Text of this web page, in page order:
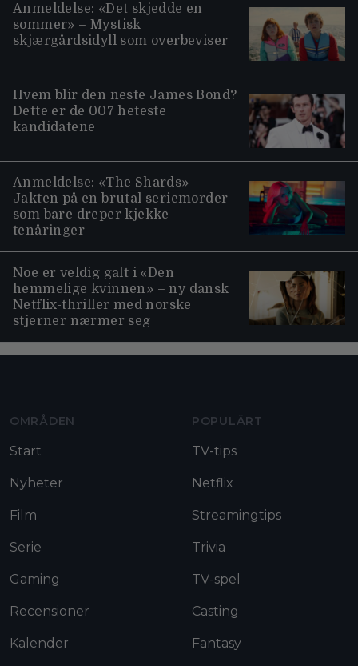
Anmeldelse: «Det skjedde en
sommer» – Mystisk
skjærgårdsidyll som overbeviser
Hvem blir den neste James Bond?
Dette er de 007 heteste
kandidatene
Anmeldelse: «The Shards» –
Jakten på en brutal seriemorder –
som bare dreper kjekke
tenåringer
Noe er veldig galt i «Den
hemmelige kvinnen» – ny dansk
Netflix-thriller med norske
stjerner nærmer seg
OMRÅDEN
Start
Nyheter
Film
Serie
Gaming
Recensioner
Kalender
POPULÄRT
TV-tips
Netflix
Streamingtips
Trivia
TV-spel
Casting
Fantasy